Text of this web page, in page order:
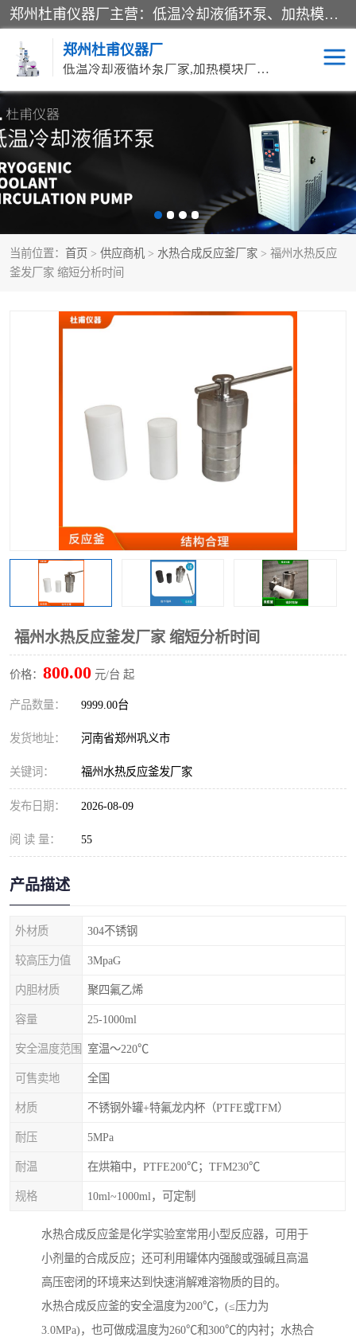
郑州杜甫仪器厂主营：低温冷却液循环泵、加热模块、水热合成反应釜、水油浴锅、旋转蒸发器、循环水真空泵等产品。郑州杜甫仪器厂在众多的教学仪器行业中依靠科技力量扬长避短、迅速发展，成为国家教委*生产教学仪器的厂家，产品具有国内良好水平，主导产品通过ISO9002质量认证。
郑州杜甫仪器厂
低温冷却液循环泵厂家,加热模块厂家,水热合成反应釜厂家,水油浴锅厂家,旋转蒸发器厂家
当前位置： 首页 > 供应商机 > 水热合成反应釜厂家 > 福州水热反应
釜发厂家 缩短分析时间
福州水热反应釜发厂家 缩短分析时间
价格： 800.00 元/台 起
产品数量： 9999.00台
发货地址： 河南省郑州巩义市
关键词： 福州水热反应釜发厂家
发布日期： 2026-08-09
阅 读 量： 55
产品描述
外材质 304不锈钢
较高压力值 3MpaG
内胆材质 聚四氟乙烯
容量 25-1000ml
安全温度范围 室温～220℃
可售卖地 全国
材质 不锈钢外罐+特氟龙内杯（PTFE或TFM）
耐压 5MPa
耐温 在烘箱中，PTFE200℃；TFM230℃
规格 10ml~1000ml，可定制
水热合成反应釜是化学实验室常用小型反应器，可用于
小剂量的合成反应；还可利用罐体内强酸或强碱且高温
高压密闭的环境来达到快速消解难溶物质的目的。
水热合成反应釜的安全温度为200℃，(≤压力为
3.0MPa)，也可做成温度为260℃和300℃的内衬；水热合
循环水真空泵厂家 水热合成反应釜厂家
低温冷却液循环泵厂家 加热模块厂家
气流烘干器
旋转蒸发器厂家 双层玻璃反应釜10L
高温循环油浴锅母
多功能油浴锅
单层玻璃反应釜 低温恒温反应浴槽
电动搅拌器